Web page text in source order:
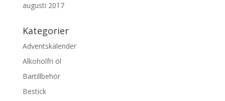
augusti 2017
Kategorier
Adventskalender
Alkoholfri öl
Bartillbehör
Bestick